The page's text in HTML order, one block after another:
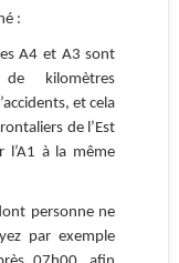
:
A4 et A3 sont
kilomètres
et cela
de l’Est
l’A1 à la même
personne ne
par exemple